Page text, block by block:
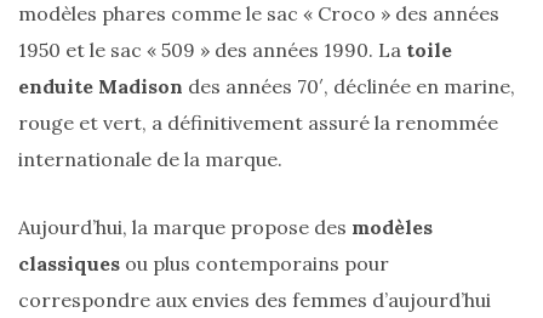
modèles phares comme le sac « Croco » des années
1950 et le sac « 509 » des années 1990. La toile
enduite Madison des années 70′, déclinée en marine,
rouge et vert, a définitivement assuré la renommée
internationale de la marque.
Aujourd’hui, la marque propose des modèles
classiques ou plus contemporains pour
correspondre aux envies des femmes d’aujourd’hui